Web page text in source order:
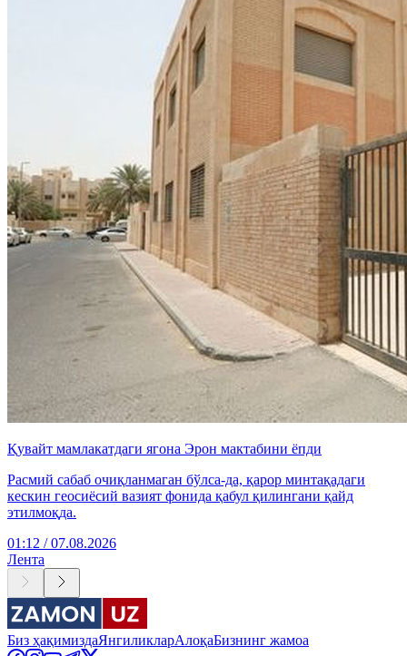
Қувайт мамлакатдаги ягона Эрон мактабини ёпди
Расмий сабаб очиқланмаган бўлса-да, қарор минтақадаги
кескин геосиёсий вазият фонида қабул қилингани қайд
этилмоқда.
01:12 / 07.08.2026
Лента
Биз ҳақимиздаЯнгиликларАлоқаБизнинг жамоа